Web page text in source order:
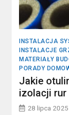
INSTALACJA
INSTALACJE
MATERIAŁY
PORADY
Jakie
izolacji rur
28 lipca 2025